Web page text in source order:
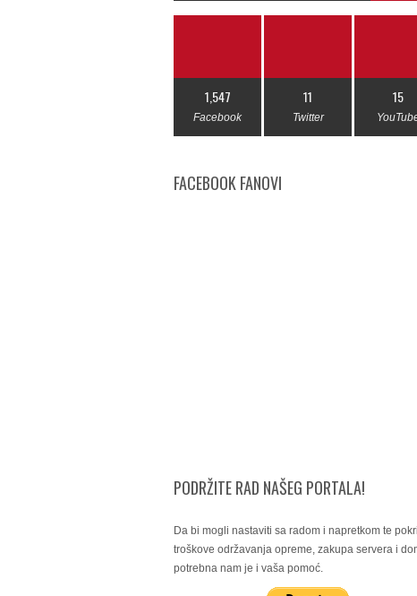
1,547
Facebook
11
Twitter
15
FACEBOOK FANOVI
PODRŽITE RAD NAŠEG PORTALA!
Da bi mogli nastaviti sa radom i napretkom te
troškove održavanja opreme, zakupa servera i
potrebna nam je i vaša pomoć.